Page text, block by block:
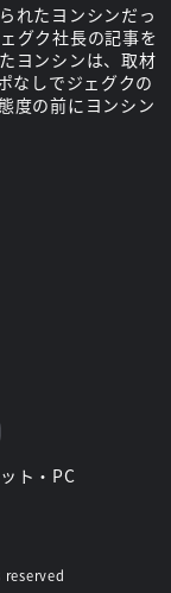
れたヨンシンだっ
グク社長の記事を
ヨンシンは、取材
なしでジェグクの
度の前にヨンシン
ト・PC
reserved